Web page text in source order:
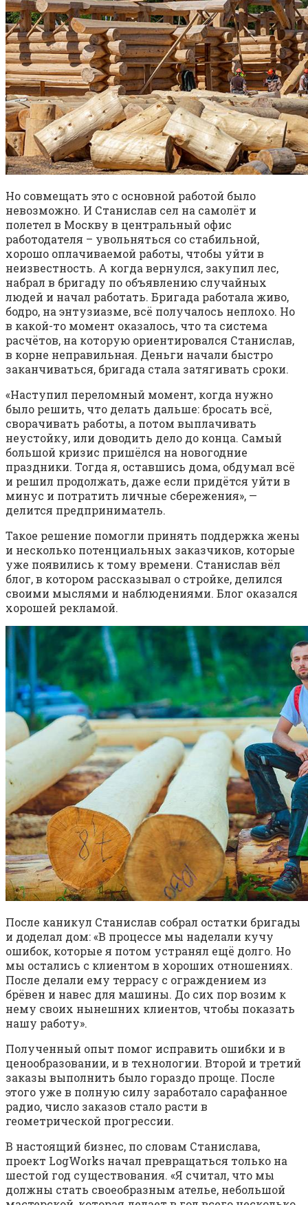
Но совмещать это с основной работой было
невозможно. И Станислав сел на самолёт и
полетел в Москву в центральный офис
работодателя – увольняться со стабильной,
хорошо оплачиваемой работы, чтобы уйти в
неизвестность. А когда вернулся, закупил лес,
набрал в бригаду по объявлению случайных
людей и начал работать. Бригада работала живо,
бодро, на энтузиазме, всё получалось неплохо. Но
в какой-то момент оказалось, что та система
расчётов, на которую ориентировался Станислав,
в корне неправильная. Деньги начали быстро
заканчиваться, бригада стала затягивать сроки.
«Наступил переломный момент, когда нужно
было решить, что делать дальше: бросать всё,
сворачивать работы, а потом выплачивать
неустойку, или доводить дело до конца. Самый
большой кризис пришёлся на новогодние
праздники. Тогда я, оставшись дома, обдумал всё
и решил продолжать, даже если придётся уйти в
минус и потратить личные сбережения», —
делится предприниматель.
Такое решение помогли принять поддержка жены
и несколько потенциальных заказчиков, которые
уже появились к тому времени. Станислав вёл
блог, в котором рассказывал о стройке, делился
своими мыслями и наблюдениями. Блог оказался
хорошей рекламой.
После каникул Станислав собрал остатки бригады
и доделал дом: «В процессе мы наделали кучу
ошибок, которые я потом устранял ещё долго. Но
мы остались с клиентом в хороших отношениях.
После делали ему террасу с ограждением из
брёвен и навес для машины. До сих пор возим к
нему своих нынешних клиентов, чтобы показать
нашу работу».
Полученный опыт помог исправить ошибки и в
ценообразовании, и в технологии. Второй и третий
заказы выполнить было гораздо проще. После
этого уже в полную силу заработало сарафанное
радио, число заказов стало расти в
геометрической прогрессии.
В настоящий бизнес, по словам Станислава,
проект LogWorks начал превращаться только на
шестой год существования. «Я считал, что мы
должны стать своеобразным ателье, небольшой